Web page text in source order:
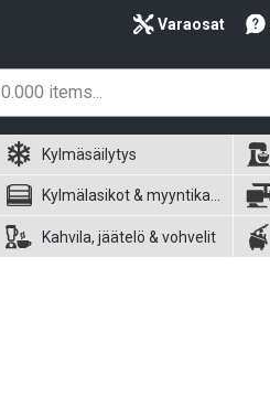
Varaosat
Kylmäsäilytys
Kahvila, jäätelö & vohvelit